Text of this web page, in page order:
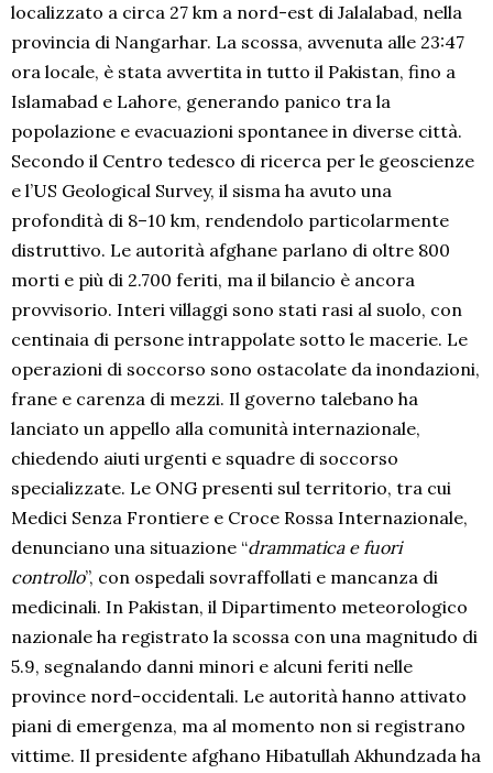
localizzato a circa 27 km a nord-est di Jalalabad, nella
provincia di Nangarhar. La scossa, avvenuta alle 23:47
ora locale, è stata avvertita in tutto il Pakistan, fino a
Islamabad e Lahore, generando panico tra la
popolazione e evacuazioni spontanee in diverse città.
Secondo il Centro tedesco di ricerca per le geoscienze
e l’US Geological Survey, il sisma ha avuto una
profondità di 8–10 km, rendendolo particolarmente
distruttivo. Le autorità afghane parlano di oltre 800
morti e più di 2.700 feriti, ma il bilancio è ancora
provvisorio. Interi villaggi sono stati rasi al suolo, con
centinaia di persone intrappolate sotto le macerie. Le
operazioni di soccorso sono ostacolate da inondazioni,
frane e carenza di mezzi. Il governo talebano ha
lanciato un appello alla comunità internazionale,
chiedendo aiuti urgenti e squadre di soccorso
specializzate. Le ONG presenti sul territorio, tra cui
Medici Senza Frontiere e Croce Rossa Internazionale,
denunciano una situazione “drammatica e fuori
controllo”, con ospedali sovraffollati e mancanza di
medicinali. In Pakistan, il Dipartimento meteorologico
nazionale ha registrato la scossa con una magnitudo di
5.9, segnalando danni minori e alcuni feriti nelle
province nord-occidentali. Le autorità hanno attivato
piani di emergenza, ma al momento non si registrano
vittime. Il presidente afghano Hibatullah Akhundzada ha